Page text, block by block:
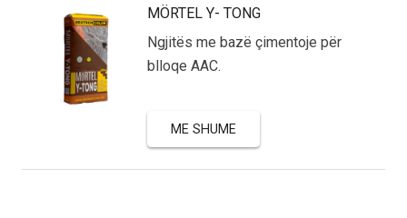
MÖRTEL Y- TONG
Ngjitës me bazë çimentoje për
blloqe AAC.
ME SHUME